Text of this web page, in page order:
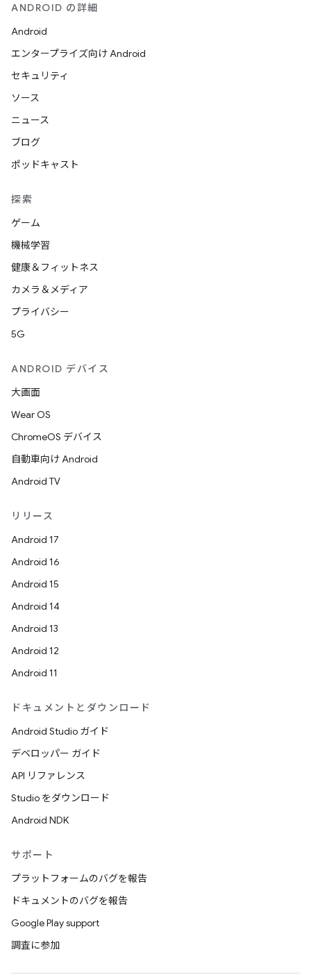
ANDROID の詳細
Android
エンタープライズ向け Android
セキュリティ
ソース
ニュース
ブログ
ポッドキャスト
探索
ゲーム
機械学習
健康＆フィットネス
カメラ＆メディア
プライバシー
5G
ANDROID デバイス
大画面
Wear OS
ChromeOS デバイス
自動車向け Android
Android TV
リリース
Android 17
Android 16
Android 15
Android 14
Android 13
Android 12
Android 11
ドキュメントとダウンロード
Android Studio ガイド
デベロッパー ガイド
API リファレンス
Studio をダウンロード
Android NDK
サポート
プラットフォームのバグを報告
ドキュメントのバグを報告
Google Play support
調査に参加